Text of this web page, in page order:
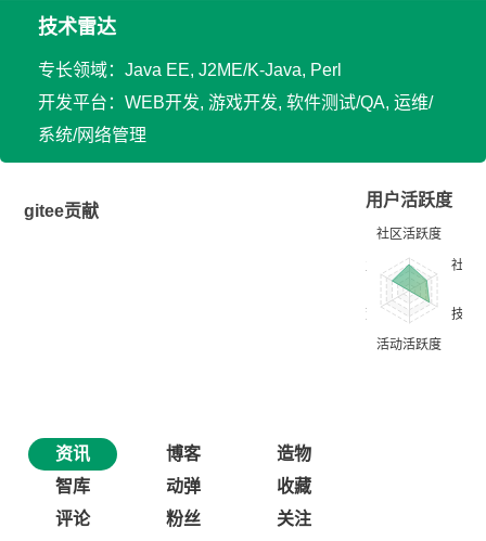
技术雷达
专长领域：Java EE, J2ME/K-Java, Perl
开发平台：WEB开发, 游戏开发, 软件测试/QA, 运维/
系统/网络管理
gitee贡献
用户活跃度
资讯 博客
造物
智库
动弹
收藏
评论
粉丝 关注